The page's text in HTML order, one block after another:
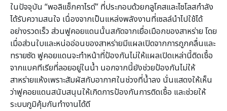
ในปัจจุบัน “พอลิแซ็กคาไรด์” ที่ประกอบด้วยกลูโคสและไซโลสกำลัง
ได้รับความสนใจ เนื่องจากเป็นแหล่งพลังงานที่เซลล์นำไปใช้ได้
อย่างรวดเร็ว ส่วนฟูคอยแดนนั้นสกัดจากเยื่อเมือกของสาหร่าย โดย
เมื่อส่วนใบและหน่ออ่อนของสาหร่ายมีแผลเปิดจากการถูกคลื่นและ
ทรายซัด ฟูคอยแดนจะทำหน้าที่ป้องกันไม่ให้แผลเปิดเหล่านี้ติดเชื้อ
จากแบคทีเรียที่ลอยอยู่ในน้ำ นอกจากนี้ยังช่วยป้องกันไม่ให้
สาหร่ายแห้งเพราะสัมผัสกับอากาศในช่วงที่น้ำลง นั่นแสดงให้เห็น
ว่าฟูคอยแดนสนับสนุนให้เกิดการป้องกันการติดเชื้อ และช่วยให้
ระบบภูมิคุ้มกันทำงานได้ดี